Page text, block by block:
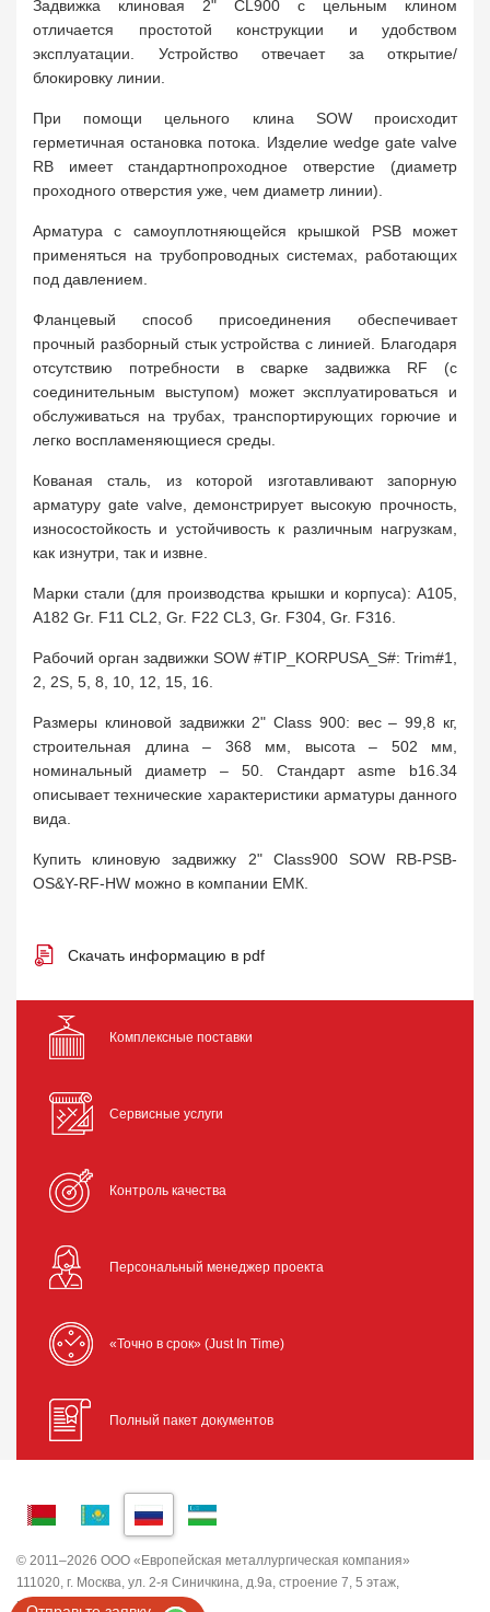
Задвижка клиновая 2" CL900 с цельным клином
отличается простотой конструкции и удобством
эксплуатации. Устройство отвечает за открытие/
блокировку линии.
При помощи цельного клина SOW происходит
герметичная остановка потока. Изделие wedge gate valve
RB имеет стандартнопроходное отверстие (диаметр
проходного отверстия уже, чем диаметр линии).
Арматура с самоуплотняющейся крышкой PSB может
применяться на трубопроводных системах, работающих
под давлением.
Фланцевый способ присоединения обеспечивает
прочный разборный стык устройства с линией. Благодаря
отсутствию потребности в сварке задвижка RF (с
соединительным выступом) может эксплуатироваться и
обслуживаться на трубах, транспортирующих горючие и
легко воспламеняющиеся среды.
Кованая сталь, из которой изготавливают запорную
арматуру gate valve, демонстрирует высокую прочность,
износостойкость и устойчивость к различным нагрузкам,
как изнутри, так и извне.
Марки стали (для производства крышки и корпуса): A105,
A182 Gr. F11 CL2, Gr. F22 CL3, Gr. F304, Gr. F316.
Рабочий орган задвижки SOW #TIP_KORPUSA_S#: Trim#1,
2, 2S, 5, 8, 10, 12, 15, 16.
Размеры клиновой задвижки 2" Class 900: вес – 99,8 кг,
строительная длина – 368 мм, высота – 502 мм,
номинальный диаметр – 50. Стандарт asme b16.34
описывает технические характеристики арматуры данного
вида.
Купить клиновую задвижку 2" Class900 SOW RB-PSB-
OS&Y-RF-HW можно в компании ЕМК.
Скачать информацию в pdf
Комплексные поставки
Сервисные услуги
Контроль качества
Персональный менеджер проекта
«Точно в срок» (Just In Time)
Полный пакет документов
© 2011–2026 ООО «Европейская металлургическая компания»
111020, г. Москва, ул. 2-я Синичкина, д.9а, строение 7, 5 этаж,
помещение I, комната 5